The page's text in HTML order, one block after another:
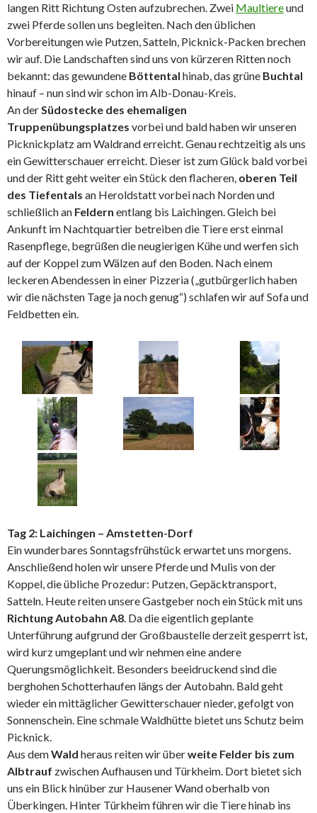
langen Ritt Richtung Osten aufzubrechen. Zwei Maultiereund
zwei Pferde sollen uns begleiten. Nach den üblichen
Vorbereitungen wie Putzen, Satteln, Picknick-Packen brechen
wir auf. Die Landschaften sind uns von kürzeren Ritten noch
bekannt: das gewundene Böttental hinab, das grüne Buchtal
hinauf – nun sind wir schon im Alb-Donau-Kreis.
An derSüdostecke des ehemaligen
Truppenübungsplatzes vorbei und bald haben wir unseren
Picknickplatz am Waldrand erreicht. Genau rechtzeitig als uns
ein Gewitterschauer erreicht. Dieser ist zum Glück bald vorbei
und der Ritt geht weiter ein Stück den flacheren, oberen Teil
des Tiefentals an Heroldstatt vorbei nach Norden und
schließlich an Feldern entlang bis Laichingen. Gleich bei
Ankunft im Nachtquartier betreiben die Tiere erst einmal
Rasenpflege, begrüßen die neugierigen Kühe und werfen sich
auf der Koppel zum Wälzen auf den Boden. Nach einem
leckeren Abendessen in einer Pizzeria („gutbürgerlich haben
wir die nächsten Tage ja noch genug“) schlafen wir auf Sofa und
Feldbetten ein.
Tag 2: Laichingen – Amstetten-Dorf
Ein wunderbares Sonntagsfrühstück erwartet uns morgens.
Anschließend holen wir unsere Pferde und Mulis von der
Koppel, die übliche Prozedur: Putzen, Gepäcktransport,
Satteln. Heute reiten unsere Gastgeber noch ein Stück mit uns
Richtung Autobahn A8. Da die eigentlich geplante
Unterführung aufgrund der Großbaustelle derzeit gesperrt ist,
wird kurz umgeplant und wir nehmen eine andere
Querungsmöglichkeit. Besonders beeidruckend sind die
berghohen Schotterhaufen längs der Autobahn. Bald geht
wieder ein mittäglicher Gewitterschauer nieder, gefolgt von
Sonnenschein. Eine schmale Waldhütte bietet uns Schutz beim
Picknick.
Aus demWald heraus reiten wir überweite Felder bis zum
Albtrauf zwischen Aufhausen und Türkheim. Dort bietet sich
uns ein Blick hinüber zur Hausener Wand oberhalb von
Überkingen. Hinter Türkheim führen wir die Tiere hinab ins